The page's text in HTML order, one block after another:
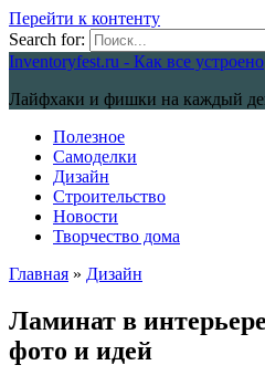
Перейти к контенту
Search for:
Inventoryfest.ru - Как все устроено
Лайфхаки и фишки на каждый
Полезное
Самоделки
Дизайн
Строительство
Новости
Творчество дома
Главная » Дизайн
Ламинат в
фото и идей